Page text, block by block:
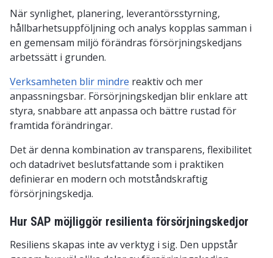
När synlighet, planering, leverantörsstyrning,
hållbarhetsuppföljning och analys kopplas samman i
en gemensam miljö förändras försörjningskedjans
arbetssätt i grunden.
Verksamheten blir mindre reaktiv och mer
anpassningsbar. Försörjningskedjan blir enklare att
styra, snabbare att anpassa och bättre rustad för
framtida förändringar.
Det är denna kombination av transparens, flexibilitet
och datadrivet beslutsfattande som i praktiken
definierar en modern och motståndskraftig
försörjningskedja.
Hur SAP möjliggör resilienta försörjningskedjor
Resiliens skapas inte av verktyg i sig. Den uppstår